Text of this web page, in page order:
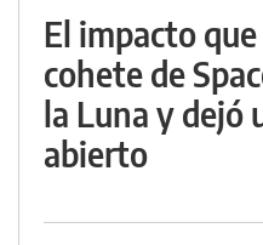
El impacto
cohete de
la Luna y dejó
abierto